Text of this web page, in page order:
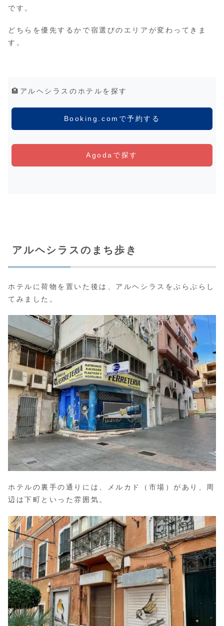
です。
どちらを優先するかで宿選びのエリアが変わってきま
す。
🏨アルヘシラスのホテルを探す
Booking.comで予約する
Agodaで探す
アルヘシラスのまち歩き
ホテルに荷物を置いた後は、アルヘシラスをぶらぶらし
てみました。
ホテルの裏手の通りには、メルカド（市場）があり、周
辺は下町といった雰囲気。